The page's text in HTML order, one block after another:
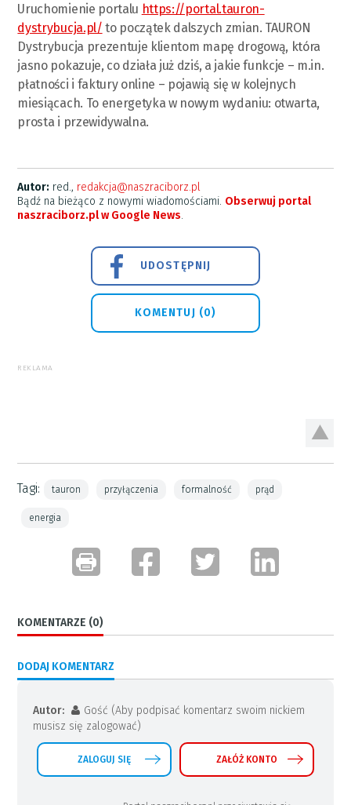
Uruchomienie portalu https://portal.tauron-
dystrybucja.pl/ to początek dalszych zmian. TAURON
Dystrybucja prezentuje klientom mapę drogową, która
jasno pokazuje, co działa już dziś, a jakie funkcje – m.in.
płatności i faktury online – pojawią się w kolejnych
miesiącach. To energetyka w nowym wydaniu: otwarta,
prosta i przewidywalna.
Autor: red., redakcja@naszraciborz.pl
Bądź na bieżąco z nowymi wiadomościami. Obserwuj portal
naszraciborz.pl w Google News.
UDOSTĘPNIJ
KOMENTUJ (0)
REKLAMA
Tagi: tauron przyłączenia formalność prąd
energia
KOMENTARZE (0)
DODAJ KOMENTARZ
Autor:
Gość (Aby podpisać komentarz swoim nickiem
musisz się zalogować)
ZALOGUJ SIĘ ZAŁÓŻ KONTO